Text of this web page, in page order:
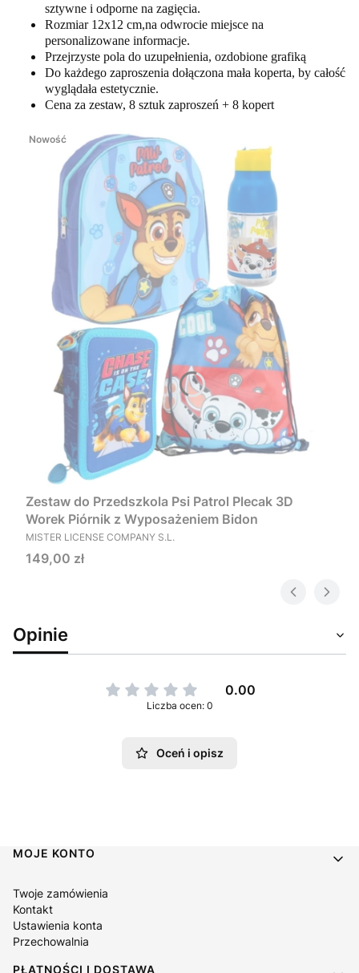
sztywne i odporne na zagięcia.
Rozmiar 12x12 cm,na odwrocie miejsce na
personalizowane informacje.
Przejrzyste pola do uzupełnienia, ozdobione grafiką
Do każdego zaproszenia dołączona mała koperta, by całość
wyglądała estetycznie.
Cena za zestaw, 8 sztuk zaproszeń + 8 kopert
Nowość
Zestaw do Przedszkola Psi Patrol Plecak 3D
Worek Piórnik z Wyposażeniem Bidon
PRODUCENT
MISTER LICENSE COMPANY S.L.
Cena
149,00 zł
Opinie
0.00
Liczba ocen: 0
Oceń i opisz
Linki w stopce
MOJE KONTO
Twoje zamówienia
Kontakt
Ustawienia konta
Przechowalnia
PŁATNOŚCI I DOSTAWA